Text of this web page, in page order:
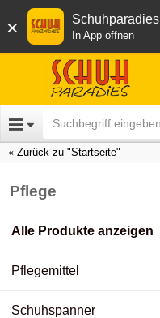
× Schuhparadies
In App öffnen
Zurück zu "Startseite"
Pflege
Alle Produkte anzeigen
Pflegemittel
Schuhspanner